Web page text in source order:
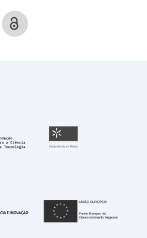
Fundação para a
República Portuguesa